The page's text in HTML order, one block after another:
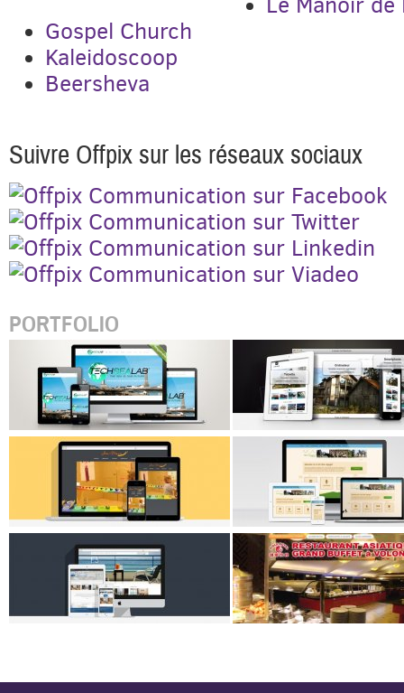
Gospel Church
Kaleidoscoop
Beersheva
Suivre Offpix sur les réseaux sociaux
PORTFOLIO